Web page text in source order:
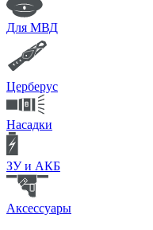
Для МВД
Церберус
Насадки
ЗУ и АКБ
Аксессуары